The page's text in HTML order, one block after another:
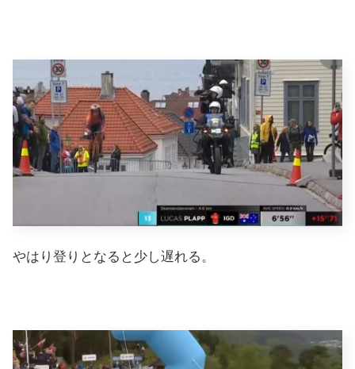
やはり登りとなると少し遅れる。